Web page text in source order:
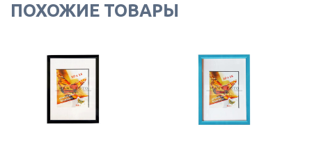
ПОХОЖИЕ ТОВАРЫ